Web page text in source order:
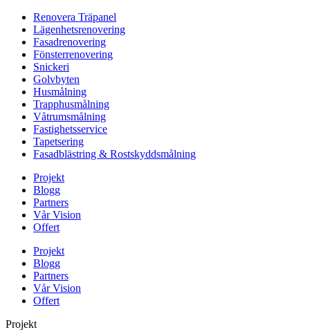
Renovera Träpanel
Lägenhetsrenovering
Fasadrenovering
Fönsterrenovering
Snickeri
Golvbyten
Husmålning
Trapphusmålning
Våtrumsmålning
Fastighetsservice
Tapetsering
Fasadblästring & Rostskyddsmålning
Projekt
Blogg
Partners
Vår Vision
Offert
Projekt
Blogg
Partners
Vår Vision
Offert
Projekt